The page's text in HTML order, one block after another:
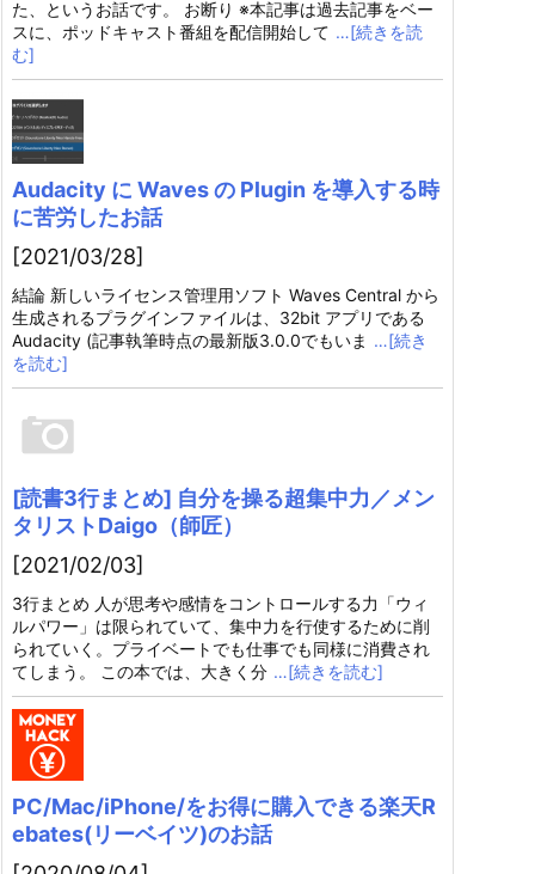
た、というお話です。 お断り ※本記事は過去記事をベー
スに、ポッドキャスト番組を配信開始して …[続きを読
む]
Audacity に Waves の Plugin を導入する時
に苦労したお話
[2021/03/28]
結論 新しいライセンス管理用ソフト Waves Central から
生成されるプラグインファイルは、32bit アプリである
Audacity (記事執筆時点の最新版3.0.0でもいま …[続き
を読む]
[読書3行まとめ] 自分を操る超集中力／メン
タリストDaigo（師匠）
[2021/02/03]
3行まとめ 人が思考や感情をコントロールする力「ウィ
ルパワー」は限られていて、集中力を行使するために削
られていく。プライベートでも仕事でも同様に消費され
てしまう。 この本では、大きく分 …[続きを読む]
PC/Mac/iPhone/をお得に購入できる楽天R
ebates(リーベイツ)のお話